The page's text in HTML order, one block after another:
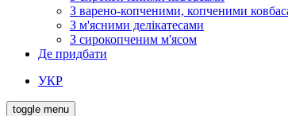
З варено-копченими, копченими
З м'ясними делікатесами
З сирокопченим м'ясом
Де придбати
УКР
toggle menu